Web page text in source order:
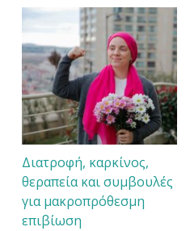
Διατροφή, καρκίνος,
θεραπεία και συμβουλές
για μακροπρόθεσμη
επιβίωση